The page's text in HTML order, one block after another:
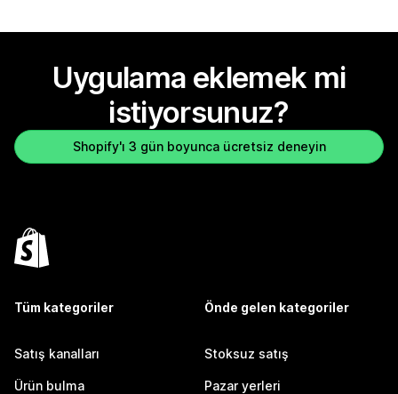
Uygulama eklemek mi
istiyorsunuz?
Shopify'ı 3 gün boyunca ücretsiz deneyin
Tüm kategoriler
Satış kanalları
Ürün bulma
Önde gelen kategoriler
Stoksuz satış
Pazar yerleri